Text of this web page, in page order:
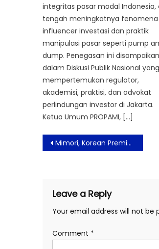
integritas pasar modal Indonesia,
tengah meningkatnya fenomena
influencer investasi dan praktik
manipulasi pasar seperti pump
dump. Penegasan ini disampaikan
dalam Diskusi Publik Nasional yang
mempertemukan regulator,
akademisi, praktisi, dan advokat
perlindungan investor di Jakarta.
Ketua Umum PROPAMI, […]
Post
navigation
Mimori, Korean Premium First Class Hairclaw Kini Hadir di Indonesia
Leave a Reply
Your email address will not be
Comment *